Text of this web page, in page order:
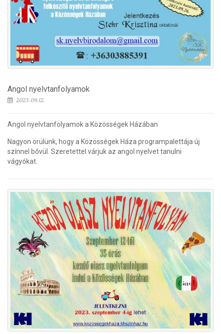
Angol nyelvtanfolyamok
2023.09.12.
Angol nyelvtanfolyamok a Közösségek Házában
Nagyon örülünk, hogy a Közösségek Háza programpalettája új
színnel bővül. Szeretettel várjuk az angol nyelvet tanulni
vágyókat.